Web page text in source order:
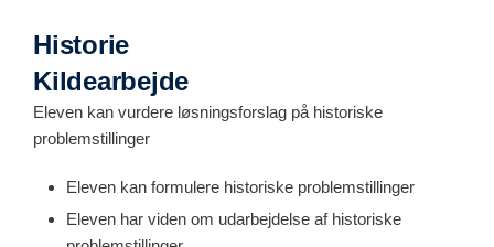
Historie
Kildearbejde
Eleven kan vurdere løsningsforslag på historiske
problemstillinger
Eleven kan formulere historiske problemstillinger
Eleven har viden om udarbejdelse af historiske